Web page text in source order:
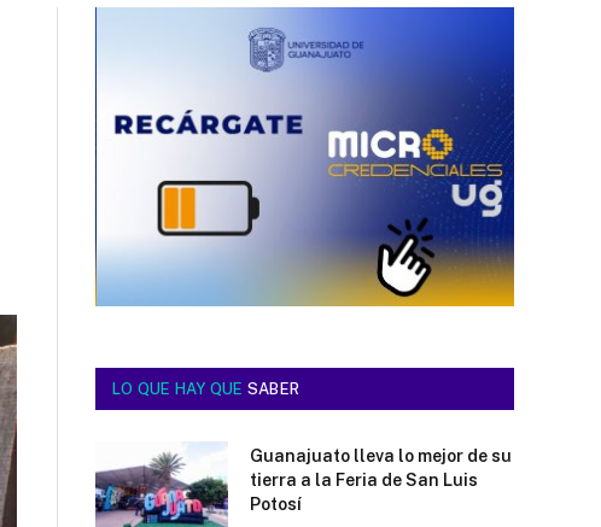
LO QUE HAY QUE SABER
Guanajuato lleva lo mejor de su
tierra a la Feria de San Luis
Potosí